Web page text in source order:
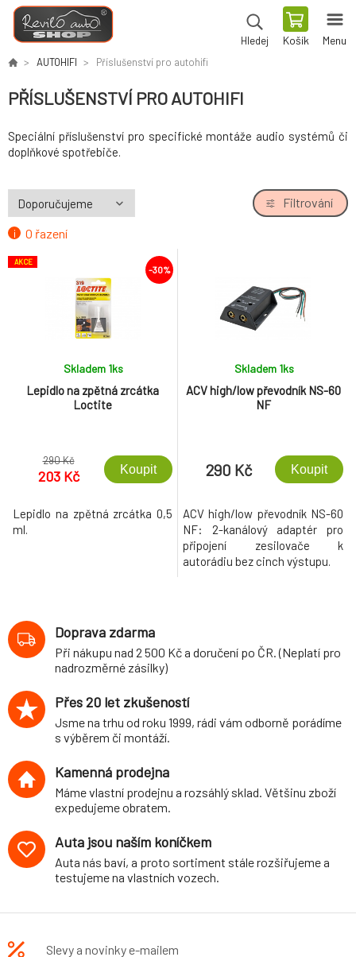
Hledej Košík Menu
AUTOHIFI Příslušenství pro autohifi
PŘÍSLUŠENSTVÍ PRO AUTOHIFI
Speciální příslušenství pro specifické montáže audio systémů či
doplňkové spotřebiče.
O řazení
Filtrování
AKCE
-30%
Lepidlo na zpětná zrcátka
Loctite
Skladem 1ks
290 Kč
203 Kč Koupit
Lepidlo na zpětná zrcátka 0,5
ml.
ACV high/low převodník NS-60
NF
Skladem 1ks
290 Kč Koupit
ACV high/low převodník NS-60
NF: 2-kanálový adaptér pro
připojení zesilovače k
autorádiu bez cinch výstupu.
Doprava zdarma
Při nákupu nad 2 500 Kč a doručení po ČR. (Neplatí pro
nadrozměrné zásilky)
Přes 20 let zkušeností
Jsme na trhu od roku 1999, rádi vám odborně porádíme
s výběrem či montáží.
Kamenná prodejna
Máme vlastní prodejnu a rozsáhlý sklad. Většinu zboží
expedujeme obratem.
Auta jsou naším koníčkem
Auta nás baví, a proto sortiment stále rozšiřujeme a
testujeme na vlastních vozech.
Slevy a novinky e-mailem